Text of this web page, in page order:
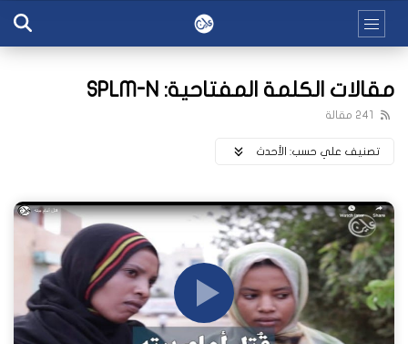
مقالات الكلمة المفتاحية: SPLM-N
241 مقالة
تصنيف علي حسب: اﻷحدث